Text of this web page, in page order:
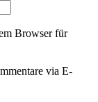
Browser für
via E-